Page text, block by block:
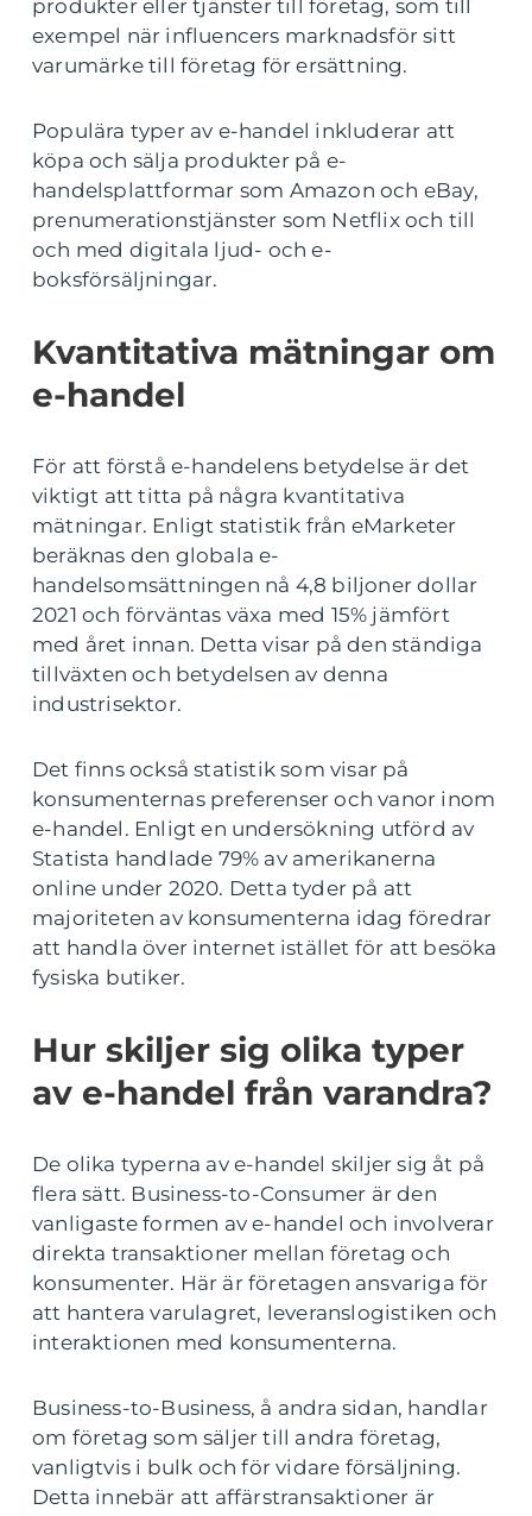
produkter eller tjänster till företag, som till
exempel när influencers marknadsför sitt
varumärke till företag för ersättning.
Populära typer av e-handel inkluderar att
köpa och sälja produkter på e-
handelsplattformar som Amazon och eBay,
prenumerationstjänster som Netflix och till
och med digitala ljud- och e-
boksförsäljningar.
Kvantitativa mätningar om
e-handel
För att förstå e-handelens betydelse är det
viktigt att titta på några kvantitativa
mätningar. Enligt statistik från eMarketer
beräknas den globala e-
handelsomsättningen nå 4,8 biljoner dollar
2021 och förväntas växa med 15% jämfört
med året innan. Detta visar på den ständiga
tillväxten och betydelsen av denna
industrisektor.
Det finns också statistik som visar på
konsumenternas preferenser och vanor inom
e-handel. Enligt en undersökning utförd av
Statista handlade 79% av amerikanerna
online under 2020. Detta tyder på att
majoriteten av konsumenterna idag föredrar
att handla över internet istället för att besöka
fysiska butiker.
Hur skiljer sig olika typer
av e-handel från varandra?
De olika typerna av e-handel skiljer sig åt på
flera sätt. Business-to-Consumer är den
vanligaste formen av e-handel och involverar
direkta transaktioner mellan företag och
konsumenter. Här är företagen ansvariga för
att hantera varulagret, leveranslogistiken och
interaktionen med konsumenterna.
Business-to-Business, å andra sidan, handlar
om företag som säljer till andra företag,
vanligtvis i bulk och för vidare försäljning.
Detta innebär att affärstransaktioner är